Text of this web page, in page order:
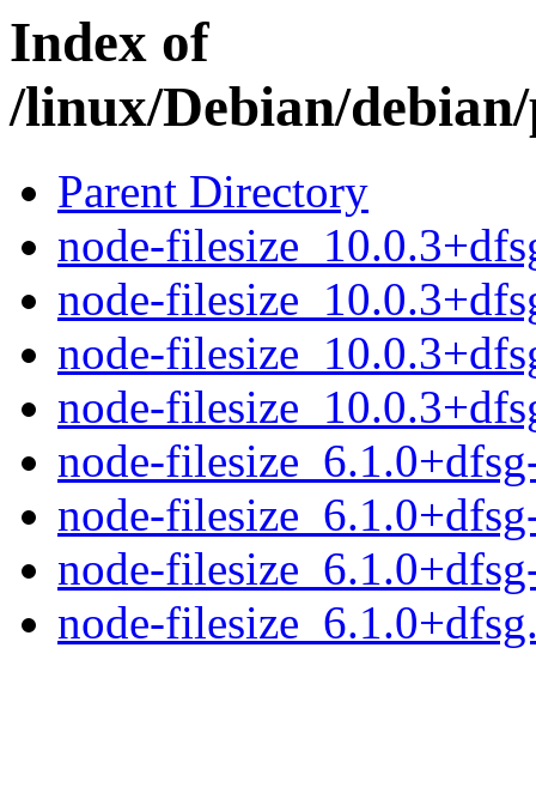
Index of
/linux/Debian/
Parent Directory
node-
node-
node-
node-
node-
node-
node-
node-